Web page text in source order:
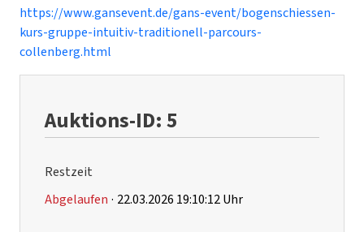
https://www.gansevent.de/gans-event/bogenschiessen-
kurs-gruppe-intuitiv-traditionell-parcours-
collenberg.html
Auktions-ID: 5
Restzeit
Abgelaufen · 22.03.2026 19:10:12 Uhr